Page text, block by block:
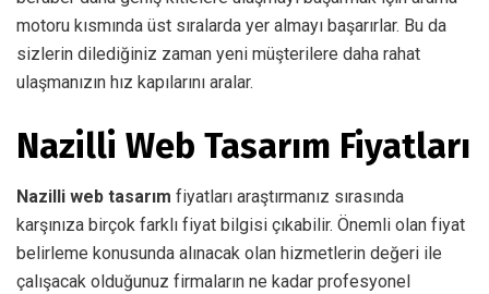
motoru kısmında üst sıralarda yer almayı başarırlar. Bu da
sizlerin dilediğiniz zaman yeni müşterilere daha rahat
ulaşmanızın hız kapılarını aralar.
Nazilli Web Tasarım Fiyatları
Nazilli web tasarım fiyatları araştırmanız sırasında
karşınıza birçok farklı fiyat bilgisi çıkabilir. Önemli olan fiyat
belirleme konusunda alınacak olan hizmetlerin değeri ile
çalışacak olduğunuz firmaların ne kadar profesyonel